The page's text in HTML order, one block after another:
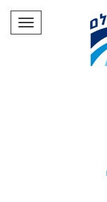
תפריט